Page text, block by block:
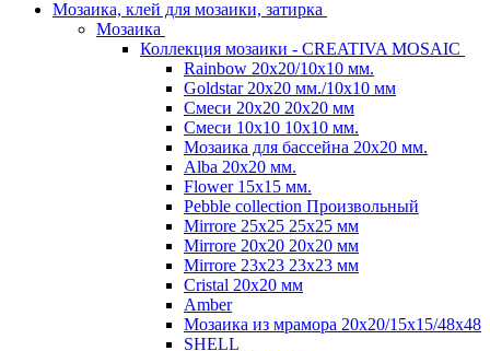
Мозаика, клей для мозаики, затирка
Мозаика
Коллекция мозаики - CREATIVA MOSAIC
Rainbow 20x20/10х10 мм.
Goldstar 20х20 мм./10х10 мм
Смеси 20х20 20х20 мм
Смеси 10х10 10x10 мм.
Мозаика для бассейна 20x20 мм.
Alba 20x20 мм.
Flower 15x15 мм.
Pebble collection Произвольный
Mirrore 25х25 25x25 мм
Mirrore 20х20 20x20 мм
Mirrore 23х23 23x23 мм
Cristal 20х20 мм
Amber
Мозаика из мрамора 20х20/15х15/48х48
SHELL